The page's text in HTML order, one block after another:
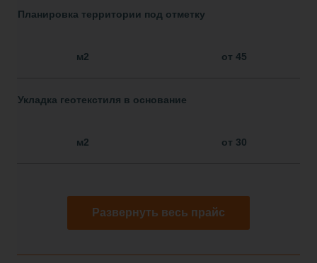
Планировка территории под отметку
м2 от 45
Укладка геотекстиля в основание
м2 от 30
Развернуть весь прайс